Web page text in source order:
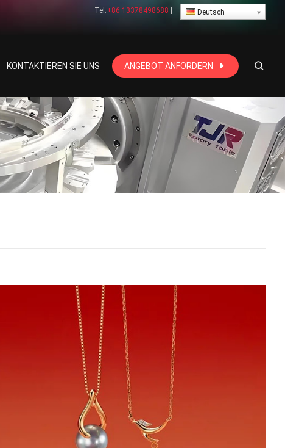
Tel:+86 13378498688 Deutsch
KONTAKTIEREN SIE UNS ANGEBOT ANFORDERN